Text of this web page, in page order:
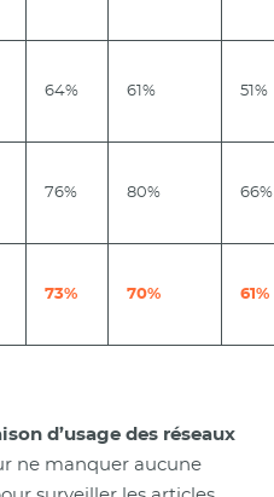
64% 61% 51%
76% 80% 66%
73% 70% 61%
d’usage des réseaux
ne manquer aucune